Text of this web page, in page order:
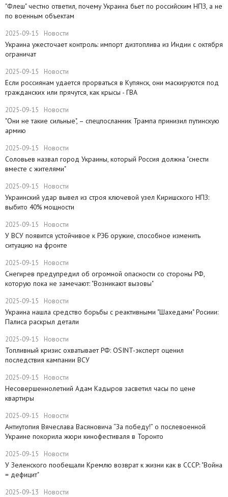
"Флеш" честно ответил, почему Украина бьет по российским НПЗ, а не
по военным объектам
2025-09-15 Новости
Украина ужесточает контроль: импорт дизтоплива из Индии с октября
ограничат
2025-09-15 Новости
Если россиянам удается прорваться в Купянск, они маскируются под
гражданских или прячутся, как крысы - ГВА
2025-09-15 Новости
"Они не такие сильные", – спецпосланник Трампа принизил путинскую
армию
2025-09-15 Новости
Соловьев назвал город Украины, который Россия должна "снести
вместе с жителями"
2025-09-15 Новости
​Украинский удар вывел из строя ключевой узел Киришского НПЗ:
выбито 40% мощности
2025-09-15 Новости
У ВСУ появится устойчивое к РЭБ оружие, способное изменить
ситуацию на фронте
2025-09-15 Новости
Снегирев предупредил об огромной опасности со стороны РФ,
которую пока не замечают: "Возникают вызовы"
2025-09-15 Новости
​Украина нашла средство борьбы с реактивными "Шахедами" Росиии:
Палиса раскрыл детали
2025-09-15 Новости
​Топливный кризис охватывает РФ: OSINT-эксперт оценил
последствия кампании ВСУ
2025-09-15 Новости
Несовершеннолетний Адам Кадыров засветил часы по цене
квартиры
2025-09-15 Новости
Антиутопия Вячеслава Васяновича “За победу!” о послевоенной
Украине покорила жюри кинофестиваля в Торонто
2025-09-15 Новости
​У Зеленского пообещали Кремлю возврат к жизни как в СССР: "Война
= дефицит"
2025-09-13 Новости